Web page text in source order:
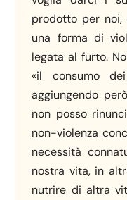
prodotto per
una forma di
legata al furto.
«il consumo
aggiungendo
non posso
non-violenza
necessità
nostra vita, in
nutrire di altra